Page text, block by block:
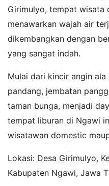
Girimulyo, tempat wisata
menawarkan wajah air
dikembangkan dengan
yang sangat indah.
Mulai dari kincir angin
pandang, jembatan
taman bunga, menjadi
tempat liburan di Ngawi
wisatawan domestic
Lokasi: Desa Girimulyo,
Kabupaten Ngawi, Jawa